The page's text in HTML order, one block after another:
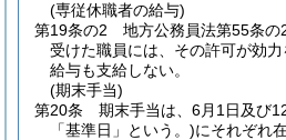
(専従休職者の給与)
第19条の2
地方公務員法第55条
受けた職員には、その許可が効
給与も支給しない。
(期末手当)
第20条
期末手当は、6月1日及び
「基準日」という。)にそれぞれ